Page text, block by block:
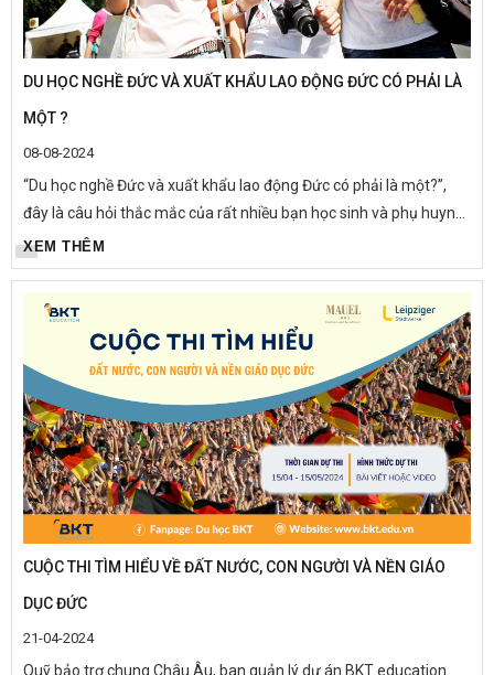
DU HỌC NGHỀ ĐỨC VÀ XUẤT KHẨU LAO ĐỘNG ĐỨC CÓ PHẢI LÀ
MỘT ?
08-08-2024
“Du học nghề Đức và xuất khẩu lao động Đức có phải là một?”,
đây là câu hỏi thắc mắc của rất nhiều bạn học sinh và phụ huynh
khi mới tìm hiểu về chương trình du học nghề tại Đức. Hãy...
XEM THÊM
CUỘC THI TÌM HIỂU VỀ ĐẤT NƯỚC, CON NGƯỜI VÀ NỀN GIÁO
DỤC ĐỨC
21-04-2024
Quỹ bảo trợ chung Châu Âu, ban quản lý dự án BKT education